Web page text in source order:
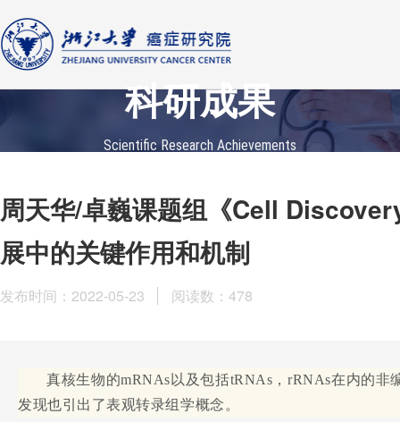
科研成果
Scientific Research Achievements
周天华/卓巍课题组《Cell
展中的关键作用和机制
发布时间：2022-05-23 阅读数： 478
真核生物的mRNAs以及包括tRNAs，rRNAs在内的
发现也引出了表观转录组学概念。